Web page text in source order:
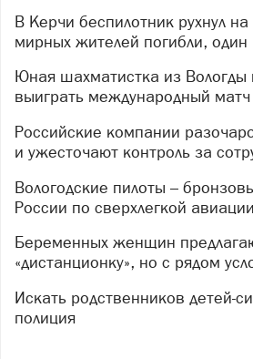
В Керчи беспилотник рухнул на пятиэтажку: двое
мирных жителей погибли, один
Юная шахматистка из Вологды помогла России
выиграть международный матч
Российские компании разочаровались в удаленке
и ужесточают контроль за
Вологодские пилоты – бронзовые призеры Кубка
России по сверхлегкой авиации
Беременных женщин предлагают переводить на
«дистанционку», но с рядом
Искать родственников детей-сирот поможет
полиция